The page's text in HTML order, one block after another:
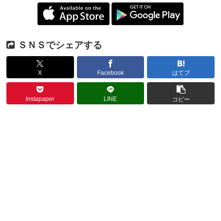
ＳＮＳでシェアする
X Facebook はてブ
Instapaper LINE コピー